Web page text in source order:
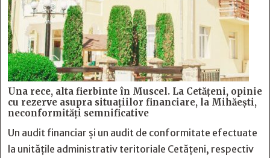
Una rece, alta fierbinte în Muscel. La Cetăţeni, opinie
cu rezerve asupra situaţiilor financiare, la Mihăeşti,
neconformităţi semnificative
Un audit financiar și un audit de conformitate efectuate
la unitățile administrativ teritoriale Cetățeni, respectiv